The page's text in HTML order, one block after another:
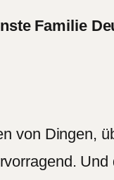
Familie
von Dingen,